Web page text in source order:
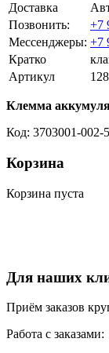
Доставка
Позвонить:
+7
Мессенджеры: +7
Кратко
Артикул
Клемма
Код: 3703001-002-
Корзина
Корзина пуста
Для наших
Приём заказов
Работа с